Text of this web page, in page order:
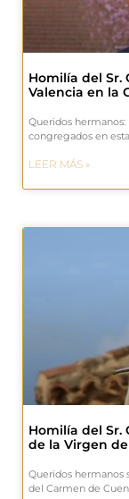
Homilía del Sr.
Valencia en la
Queridos
congregados en
LEER MÁS »
Homilía del Sr.
de la Virgen
Queridos hermanos
del Carmen de